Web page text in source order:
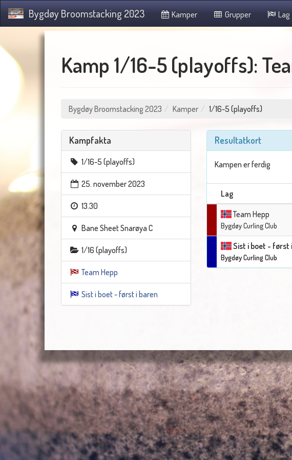
Bygdøy Broomstacking 2023 Kamper Grupper Lag
Kamp 1/16-5 (playoffs):
Bygdøy Broomstacking 2023 Kamper 1/16-5 (playoffs)
Kampfakta
1/16-5 (playoffs)
25. november 2023
13.30
Bane Sheet Snarøya C
1/16 (playoffs)
Team Hepp
Sist i boet - først i baren
Resultatkort
Kampen er ferdig
Lag
Team Hepp
Bygdøy Curling Club
Sist i boet - først
Bygdøy Curling Club